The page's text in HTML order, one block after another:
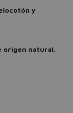
y
origen natural.